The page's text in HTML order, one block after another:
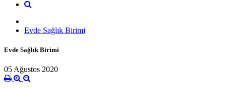
Evde Sağlık Birimi
Evde Sağlık Birimi
05 Ağustos 2020